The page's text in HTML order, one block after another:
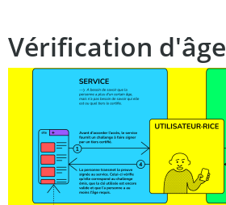
Vérification d'âge